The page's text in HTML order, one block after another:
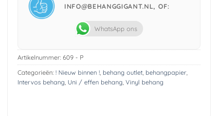
INFO@BEHANGGIGANT.NL, OF:
WhatsApp ons
Artikelnummer: 609 - P
Categorieën: ! Nieuw binnen !, behang outlet, behangpapier,
Intervos behang Uni / effen behang Vinyl behang